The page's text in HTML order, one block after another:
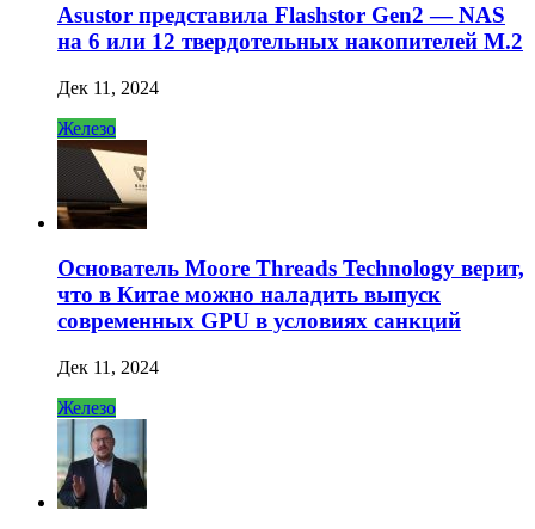
Asustor представила Flashstor Gen2 — NAS
на 6 или 12 твердотельных накопителей M.2
Дек 11, 2024
Железо
Основатель Moore Threads Technology верит,
что в Китае можно наладить выпуск
современных GPU в условиях санкций
Дек 11, 2024
Железо